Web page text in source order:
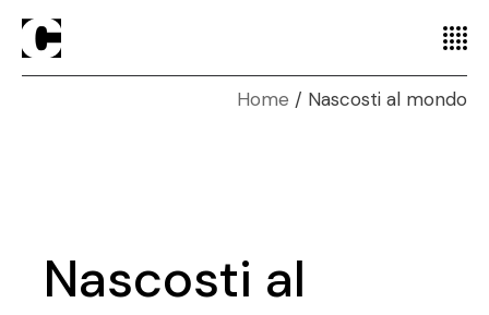
Home Nascosti al mondo
Nascosti al